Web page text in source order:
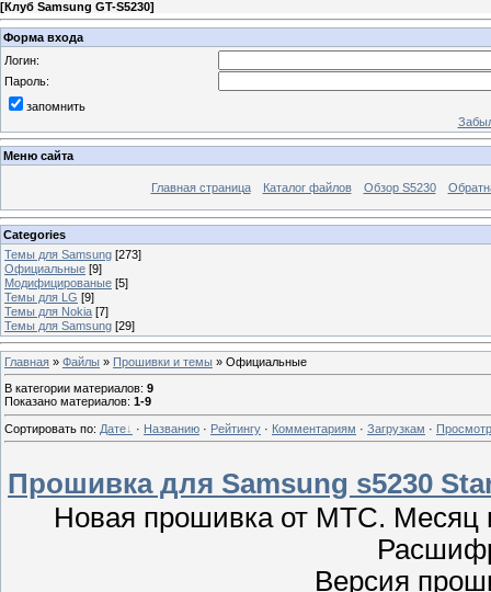
[Клуб Samsung GT-S5230]
Форма входа
Логин:
Пароль:
запомнить
Меню сайта
Главная страница Каталог файлов Обзор S5230
Categories
Темы для Samsung [273]
Официальные [9]
Модифицированые [5]
Темы для LG [9]
Темы для Nokia [7]
Темы для Samsung [29]
Главная » Файлы » Прошивки и темы » Официальные
В категории материалов: 9
Показано материалов: 1-9
Сортировать по: Дате · Названию · Рейтингу · Комментариям · Загрузкам ·
Прошивка для Samsung s5230
Новая прошивка от МТС. Месяц
Версия